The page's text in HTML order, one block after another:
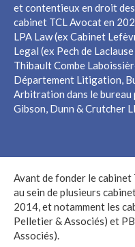
et contentieux en droit
cabinet TCL Avocat en
LPA Law (ex Cabinet
Legal (ex Pech de
Thibault Combe
Département Litigation,
Arbitration dans le bureau
Gibson, Dunn & Crutcher
Avant de fonder le
au sein de plusieurs
2014, et notamment les
Pelletier & Associés) et
Associés).